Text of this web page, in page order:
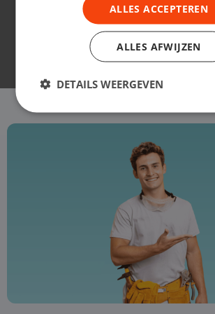
Financial lease aanbod
ALLES ACCEPTEREN
ALLES AFWIJZEN
DETAILS WEERGEVEN